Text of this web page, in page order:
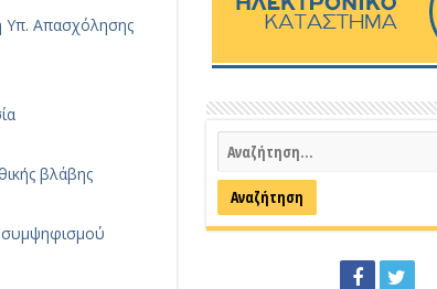
Απασχόλησης
βλάβης
συμψηφισμού